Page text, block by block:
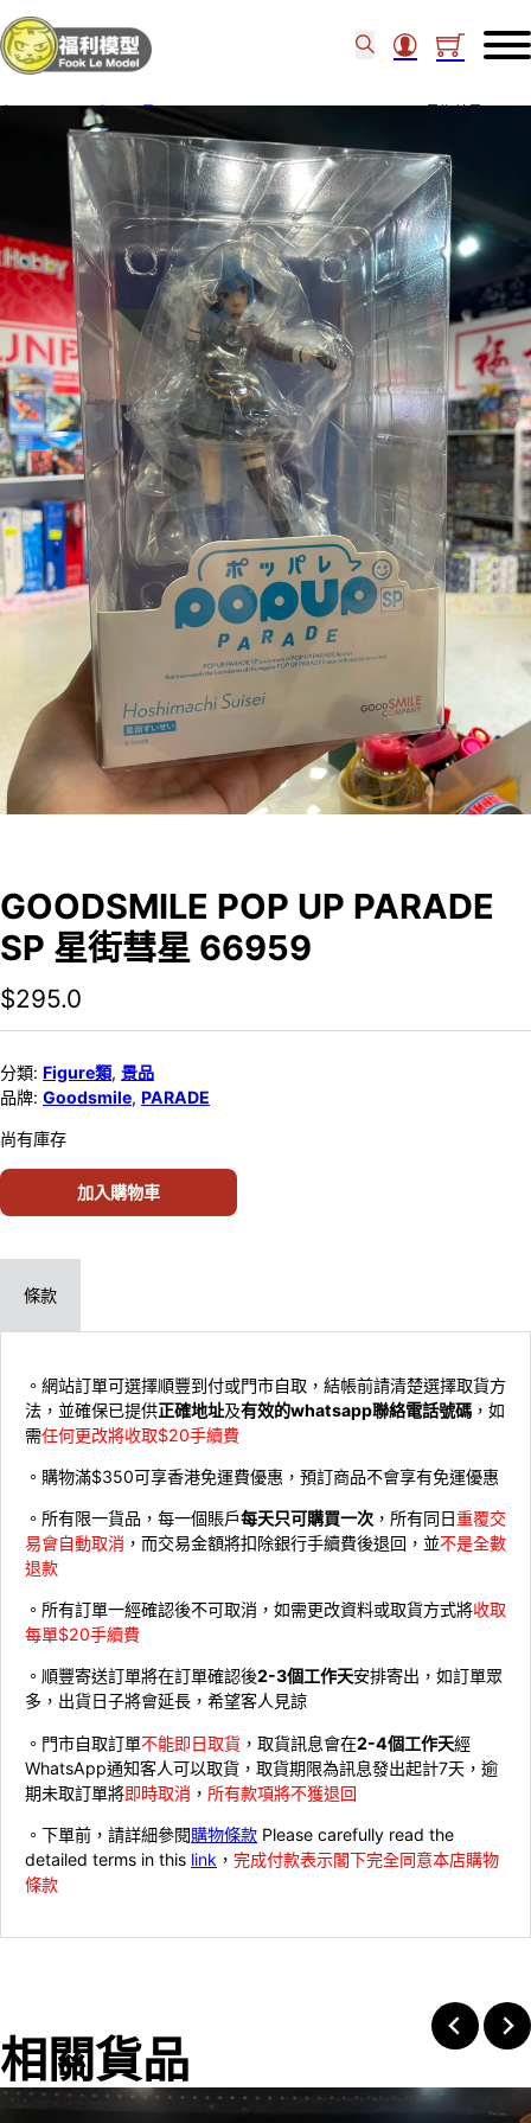
Figure類 景品
GOODSMILE POP UP PARADE
SP 星街彗星 66959
$295.0
分類: Figure類, 景品
品牌: Goodsmile, PARADE
尚有庫存
加入購物車
條款
。網站訂單可選擇順豐到付或門市自取，結帳前請清楚選擇取貨方
法，並確保已提供正確地址及有效的whatsapp聯絡電話號碼 ，如
需任何更改將收取$20手續費
。購物滿$350可享香港免運費優惠，預訂商品不會享有免運優惠
。所有限一貨品，每一個賬戶每天只可購買一次 ，所有同日重覆交
易會自動取消 ，而交易金額將扣除銀行手續費後退回，並不是全數
退款
。所有訂單一經確認後不可取消，如需更改資料或取貨方式將收取
每單$20手續費
。順豐寄送訂單將在訂單確認後2-3個工作天安排寄出，如訂單眾
多，出貨日子將會延長，希望客人見諒
。門市自取訂單不能即日取貨 ，取貨訊息會在2-4個工作天經
WhatsApp通知客人可以取貨，取貨期限為訊息發出起計7天，逾
期未取訂單將即時取消 ， 所有款項將不獲退回
。下單前，請詳細參閱購物條款 Please carefully read the
detailed terms in this link ， 完成付款表示閣下完全同意本店購物
條款
相關貨品